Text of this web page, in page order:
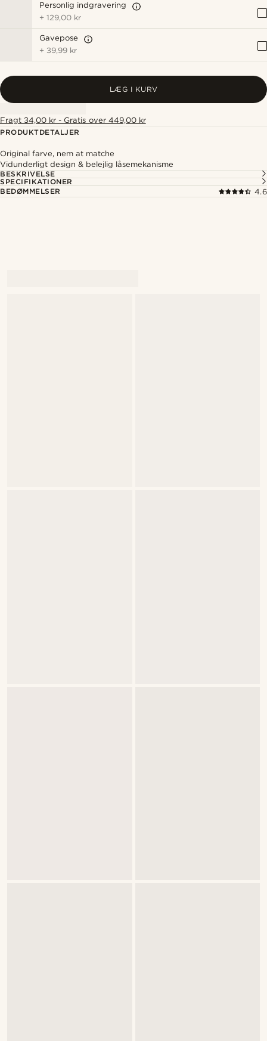
Personlig indgravering
+129,00 kr
Gavepose
+ 39,99 kr
LÆG I KURV
Fragt 34,00 kr - Gratis over 449,00 kr
PRODUKTDETALJER
Original farve, nem at matche
Vidunderligt design & belejlig låsemekanisme
BESKRIVELSE
SPECIFIKATIONER
BEDØMMELSER
4.6